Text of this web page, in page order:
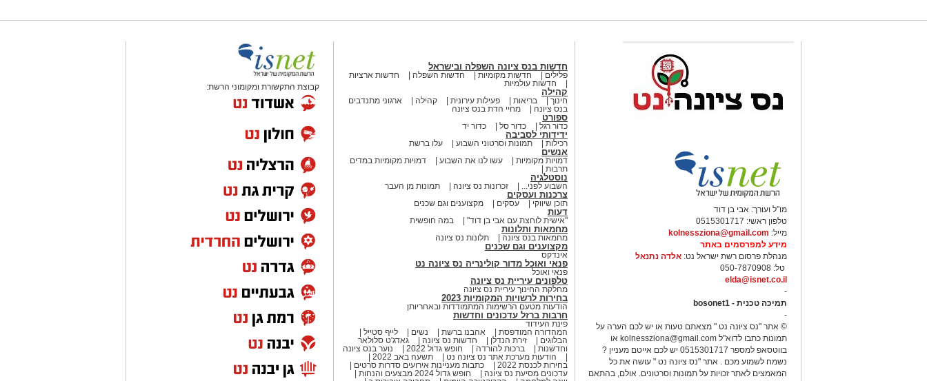
מו"ל ועורך: אבי בן דוד
טלפון ראשי: 0515301717
מייל: kolnessziona@gmail.com
מידע למפרסמים באתר
מנהלת פרסום רשת ישראל נט: אלדה נתנאל
טל: 050-7870908
elda@isnet.co.il
-
תמיכה טכנית - bosonet1
-
© אתר "נס ציונה נט " מצאתם טעות או יש לכם הערה על
תמונות כתבו לדוא"ל kolnessziona@gmail.com או
בווטסאפ למספר 0515301717 יש לכם אייטם מעניין ?
נשמח לשמוע מכם . אתר "נס ציונה נט " עושה את כל
המאמצים לאתר זכויות על תמונות וסרטונים. אולם, בהתאם
חדשות בנס ציונה השפלה ובישראל
פלילים חדשות מקומיות חדשות השפלה
חדשות ארציות
חדשות עולמיות
קהילה
חינוך בריאות פעילות עירונית קהילה
ארגוני מתנדבים
בנס ציונה
מחיי הדת בנס ציונה
ספורט
כדור רגל כדור סל כדור יד
ידידותי לסביבה
רכילות תמונות וסרטוני השבוע עלו ברשת
אנשים
דמויות מקומיות עשו לנו את השבוע
דמויות מקומיות במדים
תרבות
נוסטלגיה
השבוע לפני... זכרונות נס ציונה תמונות מן העבר
צרכנות ועסקים
תוכן שיווקי עסקים מקצוענים וגם שכנים
דעות
"אישית לוחצת עם אבי בן דוד" במה חופשית
מחמאות ותלונות
מחמאות בנס ציונה תלונות נס ציונה
מקצוענים וגם שכנים
אינדקס
פנאי ואוכל מדור קולינריה נס ציונה נט
פנאי ואוכל
טלפונים עיריית נס ציונה
מחלקת החינוך עיריית נס ציונה
בחירות לרשויות המקומיות 2023
הודעות מטעם הרשימות המתמודדות ובאחריותן
חרבות ברזל עדכונים וחדשות
פינת העידוד
המהדורה המודפסת
אהבנו ברשת נשים
לייף סטייל
הבלוגים
זירת הנדלן חדשות נס ציונה
גאדג'ט סלולאר
וחדשנות
ברכות להורדה חופש גדול 2022
נוער בנס ציונה
הודעות מערכת אתר נס ציונה נט
תשעה באב 2022
בחירות לכנסת 2022
כתבות מעניינות אירועים סדרות סרטים
עדכונים מסיעת נס ציונה
חופש גדול 2024 מבצעים והנחות
קבוצת התקשורת ומקומוני הרשת: